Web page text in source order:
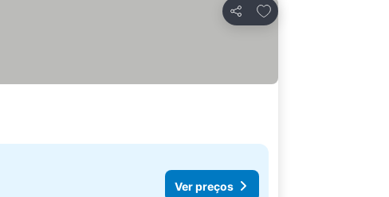
Partilhar
Adicionar aos favoritos
Ver preços